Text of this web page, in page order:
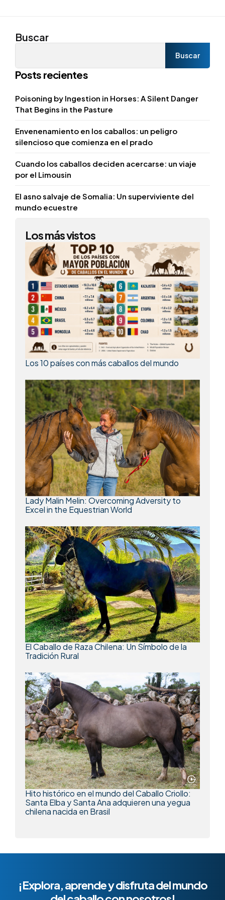
Buscar
Buscar
Posts recientes
Poisoning by Ingestion in Horses: A Silent Danger
That Begins in the Pasture
Envenenamiento en los caballos: un peligro
silencioso que comienza en el prado
Cuando los caballos deciden acercarse: un viaje
por el Limousin
El asno salvaje de Somalia: Un superviviente del
mundo ecuestre
Los más vistos
Los 10 países con más caballos del mundo
Lady Malin Melin: Overcoming Adversity to
Excel in the Equestrian World
El Caballo de Raza Chilena: Un Símbolo de la
Tradición Rural
Hito histórico en el mundo del Caballo Criollo:
Santa Elba y Santa Ana adquieren una yegua
chilena nacida en Brasil
¡Explora, aprende y disfruta del mundo